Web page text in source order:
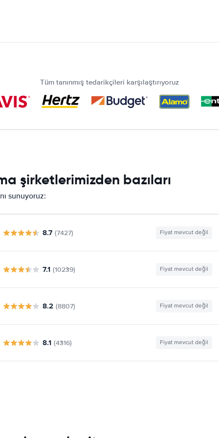
Tüm tanınmış tedarikçileri karşılaştırıyoruz
şirketlerimizden bazıları
sunuyoruz:
8.7 (7427) Fiyat mevcut değil
7.1 (10239) Fiyat mevcut değil
8.2 (8807) Fiyat mevcut değil
8.1 (4316) Fiyat mevcut değil